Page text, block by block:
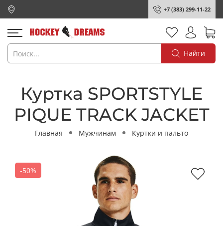
+7 (383) 299-11-22
Найти
Куртка SPORTSTYLE
PIQUE TRACK JACKET
Главная Мужчинам Куртки и пальто
-50%